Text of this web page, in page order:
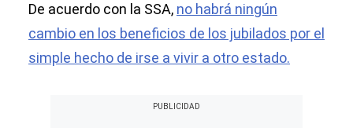
De acuerdo con la SSA, no habrá ningún
cambio en los beneficios de los jubilados por el
simple hecho de irse a vivir a otro estado.